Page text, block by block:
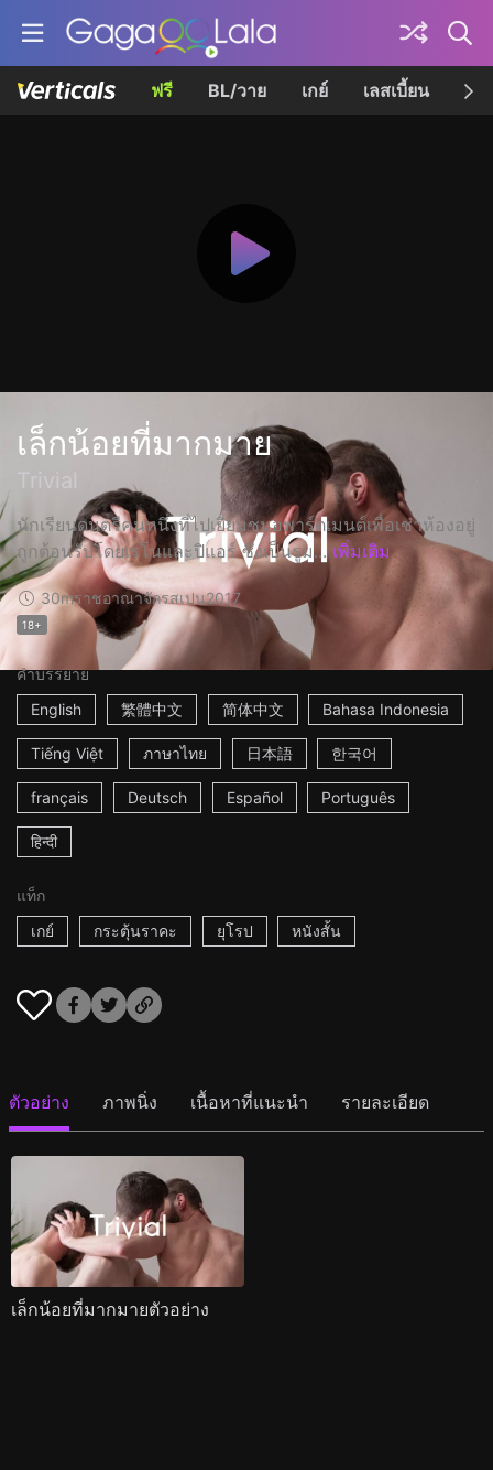
ฟรี BL/วาย เกย์ เลสเบี้ยน เค
เล็กน้อยที่มากมาย
Trivial
นักเรียนดนตรีคนหนึ่งที่ไปเยี่ยมชมอพาร์ตเมนต์เพื่อเช่าห้องอยู่
ถูกต้อนรับโดยเรโนและปิแอร์ ซึ่งเป็นรูม... เพิ่มเติม
30mราชอาณาจักรสเปน2017
18+
คำบรรยาย
English
繁體中文 简体中文 Bahasa Indonesia
Tiếng Việt ภาษาไทย 日本語 한국어
français Deutsch Español Português
हिन्दी
แท็ก
เกย์
กระตุ้นราคะ ยุโรป หนังสั้น
ตัวอย่าง ภาพนิ่ง เนื้อหาที่แนะนำ รายละเอียด
เล็กน้อยที่มากมายตัวอย่าง